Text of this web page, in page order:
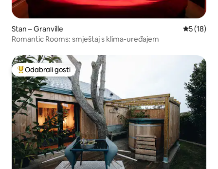
Stan – Granville Prosječna
5 (18)
Romantic Rooms: smještaj s klima-uređajem
Među najviše rangiranima s oznakom „Odabrali gosti”
Odabrali gosti